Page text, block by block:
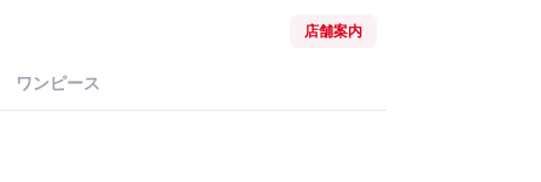
店舗案内
ワンピース